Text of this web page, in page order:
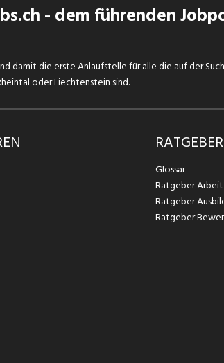
- dem führenden
damit die erste Anlaufstelle für alle die auf der
oder Liechtenstein sind.
RATGEBER
Glossar
Ratgeber Arbeit
Ratgeber
Ratgeber